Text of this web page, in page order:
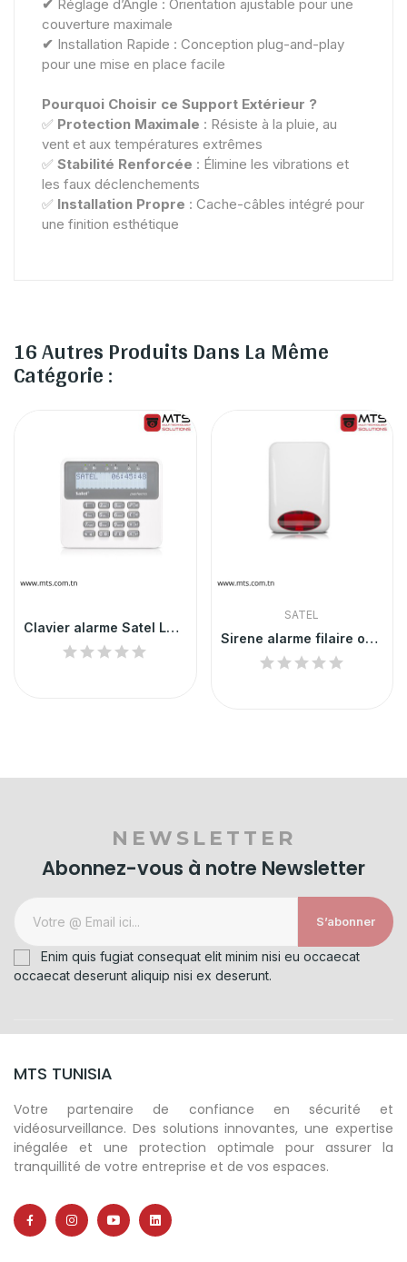
✔ Réglage d’Angle : Orientation ajustable pour une
couverture maximale
✔ Installation Rapide : Conception plug-and-play
pour une mise en place facile
Pourquoi Choisir ce Support Extérieur ?
✅ Protection Maximale : Résiste à la pluie, au
vent et aux températures extrêmes
✅ Stabilité Renforcée : Élimine les vibrations et
les faux déclenchements
✅ Installation Propre : Cache-câbles intégré pour
une finition esthétique
16 Autres Produits Dans La Même
Catégorie :
Clavier alarme Satel LCD pour les centrales...
SATEL
Sirene alarme filaire optique et acoustique Satel
NEWSLETTER
Abonnez-vous à notre Newsletter
S’abonner
Enim quis fugiat consequat elit minim nisi eu occaecat
occaecat deserunt aliquip nisi ex deserunt.
MTS TUNISIA
Votre partenaire de confiance en sécurité et
vidéosurveillance. Des solutions innovantes, une expertise
inégalée et une protection optimale pour assurer la
tranquillité de votre entreprise et de vos espaces.